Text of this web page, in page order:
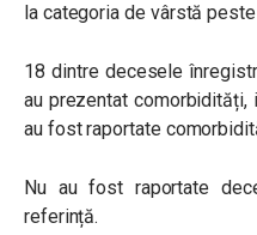
la categoria de vârstă peste
18 dintre decesele
au prezentat comorbidități,
au fost raportate
Nu au fost raportate
referință.